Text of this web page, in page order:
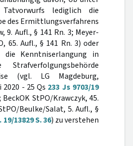
lediglich die
des Ermittlungsverfahrens
9. Aufl., § 141 Rn. 3; Meyer-
65. Aufl., § 141 Rn. 3) oder
die Kenntniserlangung in
(vgl. LG Magdeburg,
- 25 Qs 233 Js 9703/19
StPO/Krawczyk, 45.
Beulke/Salat, 5. Aufl., §
13829 S. 36) zu verstehen